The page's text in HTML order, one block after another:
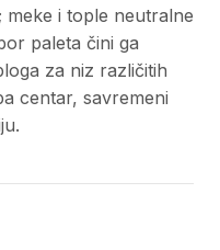
i tople neutralne
paleta čini ga
za niz različitih
centar, savremeni